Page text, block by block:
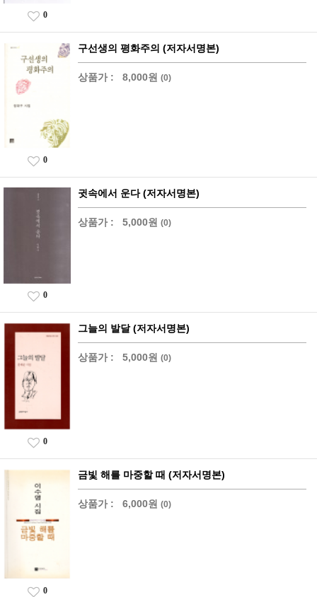
0
구선생의 평화주의 (저자서명본)
상품가 : 8,000원 (0)
0
귓속에서 운다 (저자서명본)
상품가 : 5,000원 (0)
0
그늘의 발달 (저자서명본)
상품가 : 5,000원 (0)
0
금빛 해를 마중할 때 (저자서명본)
상품가 : 6,000원 (0)
0